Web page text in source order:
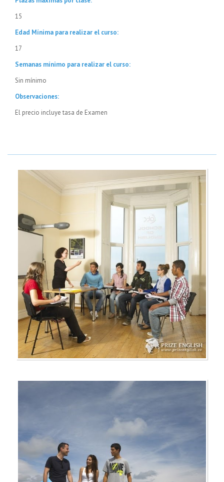
15
Edad Mínima para realizar el curso:
17
Semanas mínimo para realizar el curso:
Sin mínimo
Observaciones:
El precio incluye tasa de Examen